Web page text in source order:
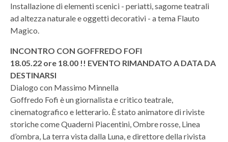
Installazione di elementi scenici - periatti, sagome teatrali
ad altezza naturale e oggetti decorativi - a tema Flauto
Magico.
INCONTRO CON GOFFREDO FOFI
18.05.22 ore 18.00 !! EVENTO RIMANDATO A DATA DA
DESTINARSI
Dialogo con Massimo Minnella
Goffredo Fofi è un giornalista e critico teatrale,
cinematografico e letterario. È stato animatore di riviste
storiche come Quaderni Piacentini, Ombre rosse, Linea
d’ombra, La terra vista dalla Luna, e direttore della rivista